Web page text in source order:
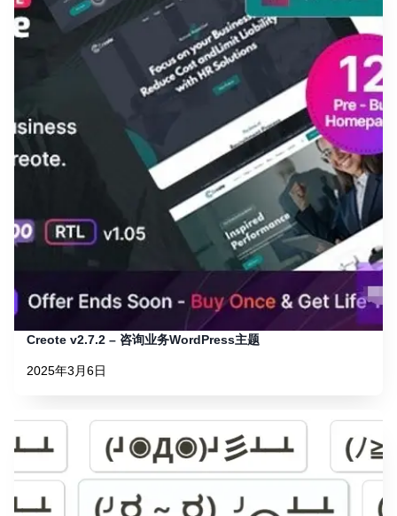
Creote v2.7.2 – 咨询业务WordPress主题
2025年3月6日